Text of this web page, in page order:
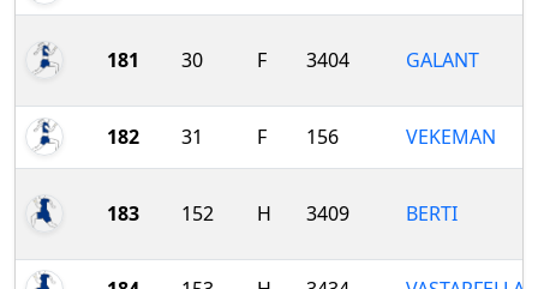
181 30 F 3404 GALANT
182 31 F 156 VEKEMAN
183 152 H 3409 BERTI